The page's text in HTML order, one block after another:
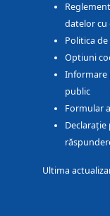
datelor cu
Politica
Optiuni
Informare
public
Formular
Ultima